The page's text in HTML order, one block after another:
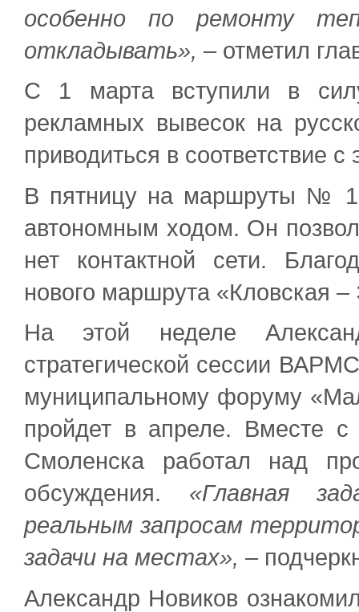
особенно по ремонту
откладывать», – отметил
С 1 марта вступили в
рекламных вывесок на
приводиться в соответствие
В пятницу на маршруты №
автономным ходом. Он
нет контактной сети.
нового маршрута «Кловская
На этой неделе
стратегической сессии
муниципальному форуму
пройдет в апреле. Вместе с
Смоленска работал над
обсуждения. «Главная
реальным запросам
задачи на местах», –
Александр Новиков